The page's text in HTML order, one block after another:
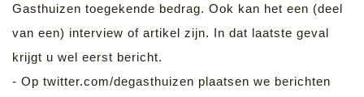
Gasthuizen toegekende bedrag. Ook kan het een (deel
van een) interview of artikel zijn. In dat laatste geval
krijgt u wel eerst bericht.
- Op twitter.com/degasthuizen plaatsen we berichten